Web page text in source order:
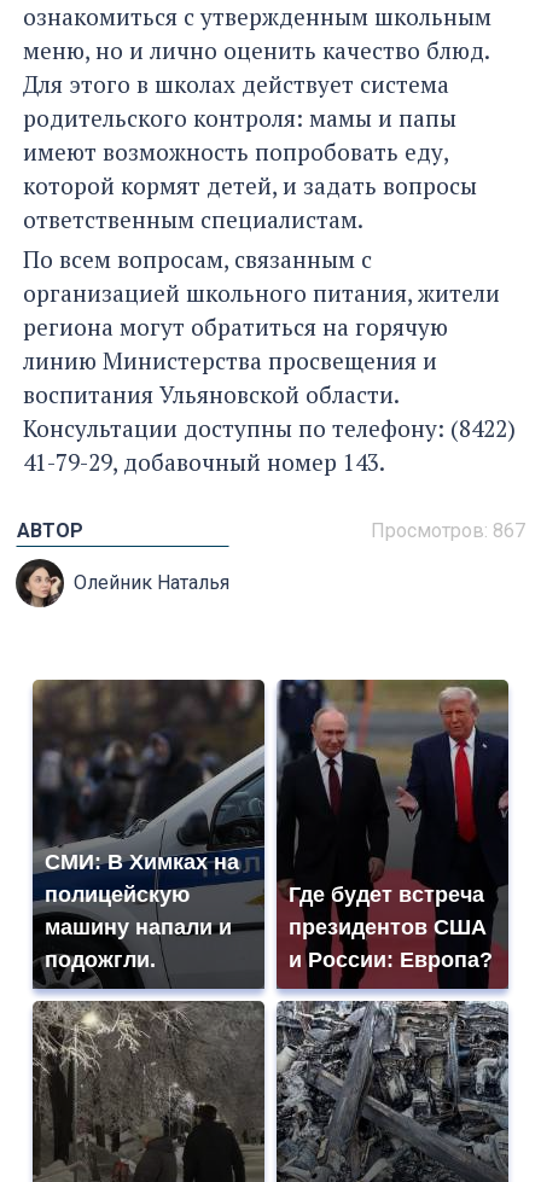
ознакомиться с утвержденным школьным
меню, но и лично оценить качество блюд.
Для этого в школах действует система
родительского контроля: мамы и папы
имеют возможность попробовать еду,
которой кормят детей, и задать вопросы
ответственным специалистам.
По всем вопросам, связанным с
организацией школьного питания, жители
региона могут обратиться на горячую
линию Министерства просвещения и
воспитания Ульяновской области.
Консультации доступны по телефону: (8422)
41-79-29, добавочный номер 143.
Просмотров: 867
АВТОР
Олейник Наталья
СМИ: В Химках на
полицейскую
машину напали и
подожгли.
Где будет встреча
президентов США
и России: Европа?